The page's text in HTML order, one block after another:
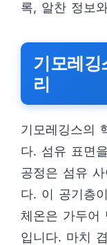
록, 알찬 정보
기모레깅
리
기모레깅스의
다. 섬유 표면
공정은 섬유
다. 이 공기층
체온은 가두어
입니다. 마치